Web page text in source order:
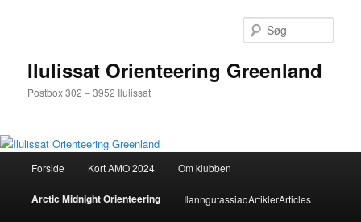
Ilulissat Orienteering Greenland
Postbox 302 – 3952 Ilulissat
Forside Kort AMO 2024 Om klubben
Arctic Midnight Orienteering IlanngutassiaqArtiklerArticles